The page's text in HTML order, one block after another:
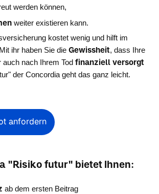
werden können,
weiter existieren kann.
kostet wenig und hilft im
ihr haben Sie die Gewissheit, dass Ihre
auch nach Ihrem Tod finanziell versorgt
der Concordia geht das ganz leicht.
anfordern
"Risiko futur" bietet Ihnen:
ab dem ersten Beitrag